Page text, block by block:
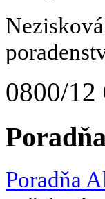
0800/12
Poradňa